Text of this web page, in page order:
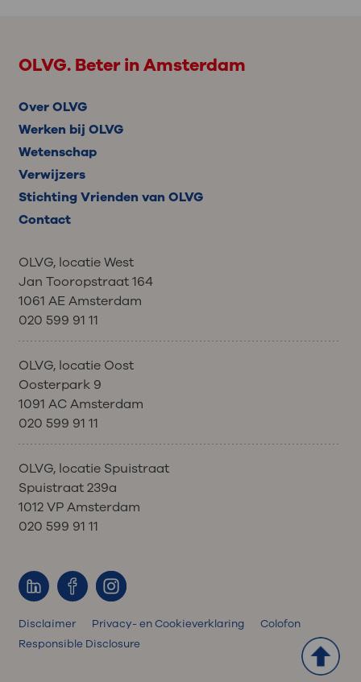
OLVG. Beter in Amsterdam
Over OLVG
Werken bij OLVG
Wetenschap
Verwijzers
Stichting Vrienden van OLVG
Contact
OLVG, locatie West
Jan Tooropstraat 164
1061 AE Amsterdam
020 599 91 11
OLVG, locatie Oost
Oosterpark 9
1091 AC Amsterdam
020 599 91 11
OLVG, locatie Spuistraat
Spuistraat 239a
1012 VP Amsterdam
020 599 91 11
Disclaimer Privacy- en Cookieverklaring
Colofon
Responsible Disclosure